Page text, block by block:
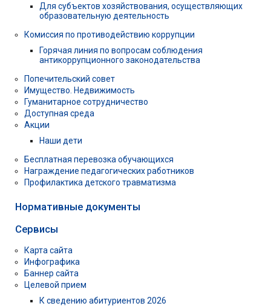
Для субъектов хозяйствования, осуществляющих
образовательную деятельность
Комиссия по противодействию коррупции
Горячая линия по вопросам соблюдения
антикоррупционного законодательства
Попечительский совет
Имущество. Недвижимость
Гуманитарное сотрудничество
Доступная среда
Акции
Наши дети
Бесплатная перевозка обучающихся
Награждение педагогических работников
Профилактика детского травматизма
Нормативные документы
Сервисы
Карта сайта
Инфографика
Баннер сайта
Целевой прием
К сведению абитуриентов 2026